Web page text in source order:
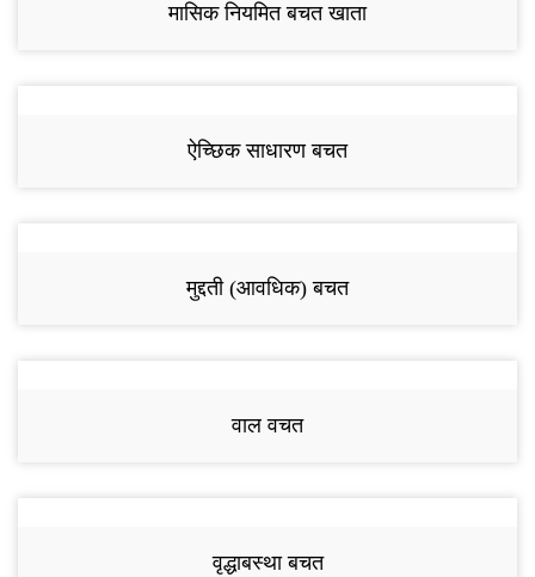
मासिक नियमित बचत खाता
ऐच्छिक साधारण बचत
मुद्दती (आवधिक) बचत
वाल वचत
वृद्धाबस्था बचत